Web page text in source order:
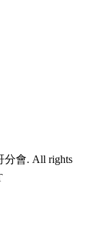
分會. All rights